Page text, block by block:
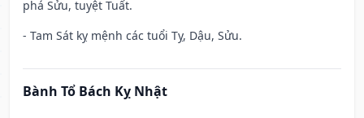
phá Sửu, tuyệt Tuất.
- Tam Sát kỵ mệnh các tuổi Tỵ, Dậu, Sửu.
Bành Tổ Bách Kỵ Nhật